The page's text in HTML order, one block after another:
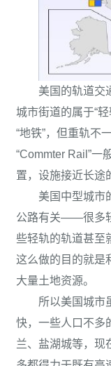
美国的轨道交
城市街道的属于“
“地铁”，但重轨不
“Commter Rail”一
置，设施接近长途
美国中型城市
公路有关——很多
些轻轨的轨道甚至
这么做的目的就是
大量土地资源。
所以美国城市
快，一些人口不多
兰、盐湖城等，现